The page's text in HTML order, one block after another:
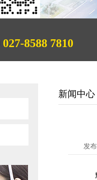
027-8588 7810
新闻中心
发
辉